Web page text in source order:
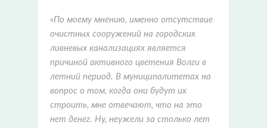
«По моему мнению, именно отсутствие
очистных сооружений на городских
ливневых канализациях является
причиной активного цветения Волги в
летний период. В муниципалитетах на
вопрос о том, когда они будут их
строить, мне отвечают, что на это
нет денег. Ну, неужели за столько лет